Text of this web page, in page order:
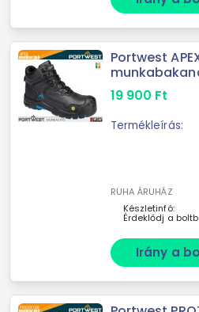
Portwest
19 900 Ft
Termékleírás:
RUHA ÁRUHÁZ
Készletinfó:
Érdeklődj a
Irány a